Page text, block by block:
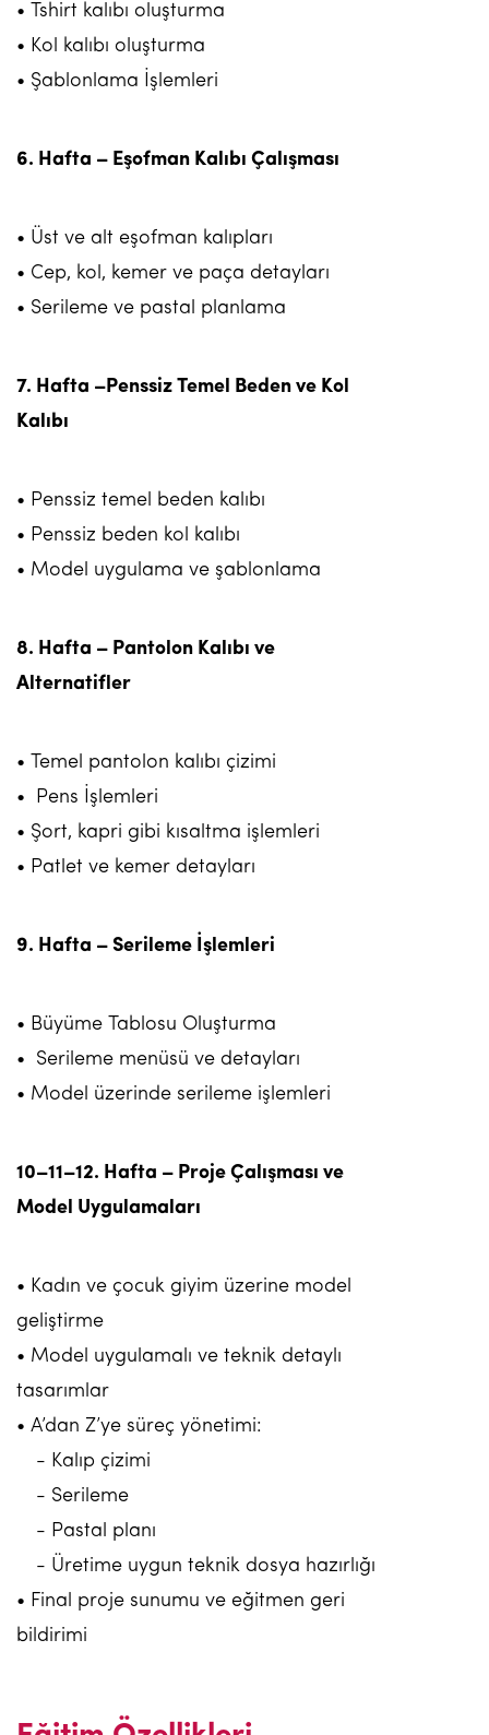
• Tshirt kalıbı oluşturma
• Kol kalıbı oluşturma
• Şablonlama İşlemleri
6. Hafta – Eşofman Kalıbı Çalışması
• Üst ve alt eşofman kalıpları
• Cep, kol, kemer ve paça detayları
• Serileme ve pastal planlama
7. Hafta –Penssiz Temel Beden ve Kol
Kalıbı
• Penssiz temel beden kalıbı
• Penssiz beden kol kalıbı
• Model uygulama ve şablonlama
8. Hafta – Pantolon Kalıbı ve
Alternatifler
• Temel pantolon kalıbı çizimi
• Pens İşlemleri
• Şort, kapri gibi kısaltma işlemleri
• Patlet ve kemer detayları
9. Hafta – Serileme İşlemleri
• Büyüme Tablosu Oluşturma
• Serileme menüsü ve detayları
• Model üzerinde serileme işlemleri
10–11–12. Hafta – Proje Çalışması ve
Model Uygulamaları
• Kadın ve çocuk giyim üzerine model
geliştirme
• Model uygulamalı ve teknik detaylı
tasarımlar
• A’dan Z’ye süreç yönetimi:
- Kalıp çizimi
- Serileme
- Pastal planı
- Üretime uygun teknik dosya hazırlığı
• Final proje sunumu ve eğitmen geri
bildirimi